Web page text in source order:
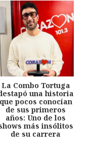
La Combo Tortuga
una historia
que pocos conocían
de sus primeros
años: Uno de los
más insólitos
de su carrera